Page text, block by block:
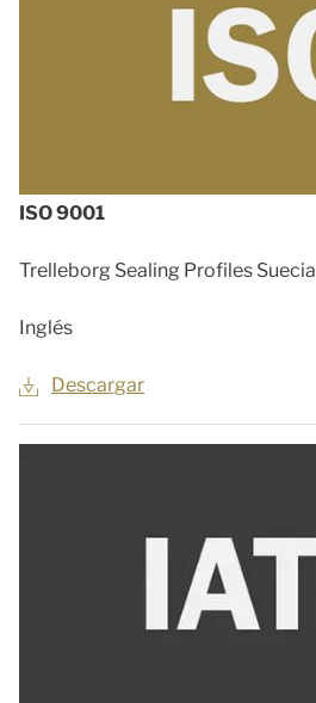
ISO 9001
Trelleborg Sealing Profiles Suecia
Inglés
Descargar